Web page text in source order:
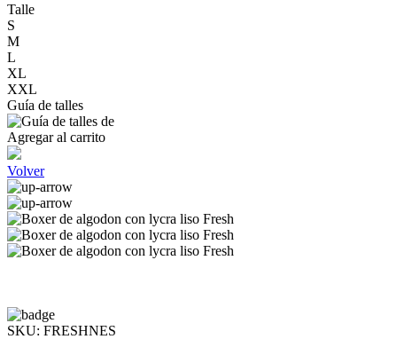
Talle
S
M
L
XL
XXL
Guía de talles
Agregar al carrito
Volver
SKU: FRESHNES